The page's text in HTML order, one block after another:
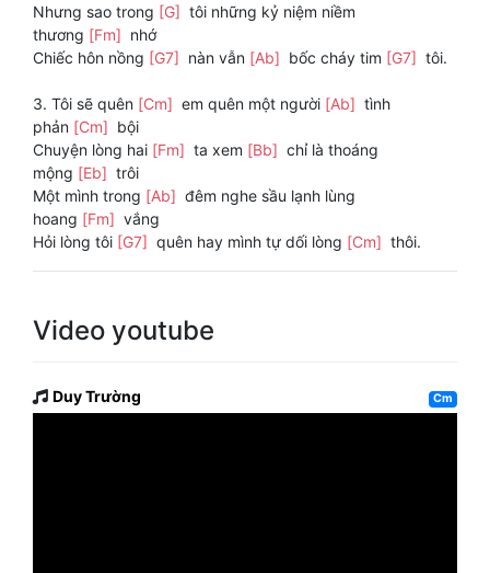
Nhưng sao trong [G] tôi những kỷ niệm niềm
thương [Fm] nhớ
Chiếc hôn nồng [G7] nàn vẫn [Ab] bốc cháy tim [G7] tôi.
3. Tôi sẽ quên [Cm] em quên một người [Ab] tình
phản [Cm] bội
Chuyện lòng hai [Fm] ta xem [Bb] chỉ là thoáng
mộng [Eb] trôi
Một mình trong [Ab] đêm nghe sầu lạnh lùng
hoang [Fm] vắng
Hỏi lòng tôi [G7] quên hay mình tự dối lòng [Cm] thôi.
Video youtube
Duy Trường Cm